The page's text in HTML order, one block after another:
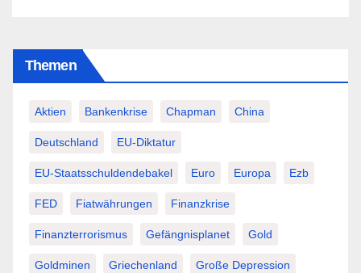
Themen
Aktien Bankenkrise Chapman China
Deutschland EU-Diktatur
EU-Staatsschuldendebakel Euro Europa Ezb
FED Fiatwährungen Finanzkrise
Finanzterrorismus Gefängnisplanet Gold
Goldminen Griechenland Große Depression